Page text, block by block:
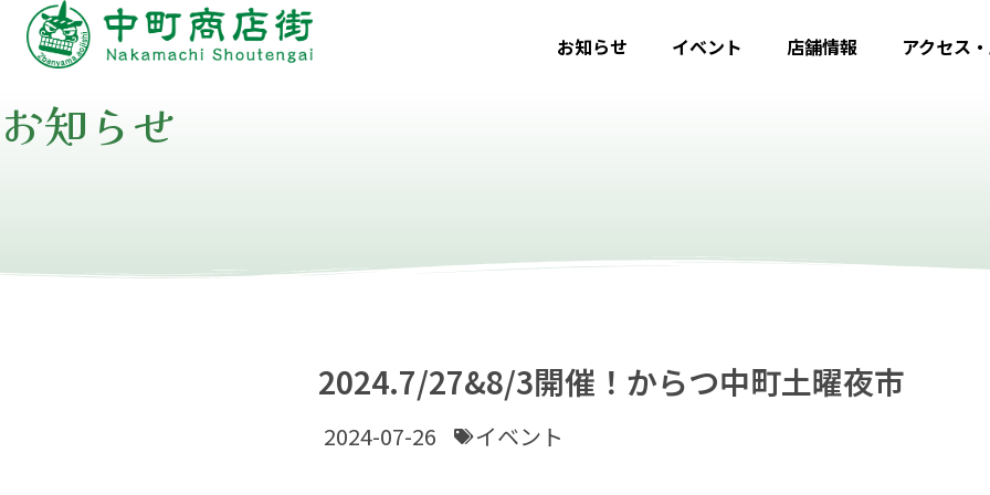
お知らせ イベント 店舗情報 アクセス
お知らせ
2024.7/27&8/3開催！からつ中町土曜夜市
2024-07-26 イベント